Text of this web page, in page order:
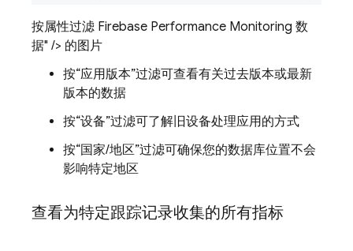
按属性过滤 Firebase Performance Monitoring 数
据" /> 的图片
按“应用版本”过滤可查看有关过去版本或最新
版本的数据
按“设备”过滤可了解旧设备处理应用的方式
按“国家/地区”过滤可确保您的数据库位置不会
影响特定地区
查看为特定跟踪记录收集的所有指标